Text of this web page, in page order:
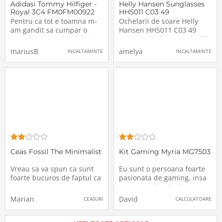
Adidasi Tommy Hilfiger -
Royal 3C4 FM0FM00922
Pentru ca tot e toamna m-
am gandit sa cumpar o
pereche noua de adidasi,
care sa fie pe gustul meu si
sa-i pot purta oriunde,
oricand si pe o perioada
mariusB INCALTAMINTE
Helly Hansen Sunglasses
HH5011 C03 49
Ochelarii de soare Helly
Hansen HH5011 C03 49
reprezintă alegerea ideală
pentru cei care doresc să
îmbine protecția eficientă
împotriva razelor solare cu
amelya INCALTAMINTE
Ceas Fossil The Minimalist
Vreau sa va spun ca sunt
foarte bucuros de faptul ca
mi-am cumparat un ceas
nou, mai exact un ceas
Fossil The Minimalist,
pretul fiind unul ok (550 lei)
Marian CEASURI
Kit Gaming Myria MG7503
Eu sunt o persoana foarte
pasionata de gaming, insa
nu aveam la calculator
accesoriile de care aveam
nevoie pentru a avea o
performanta cat mai buna
David CALCULATOARE